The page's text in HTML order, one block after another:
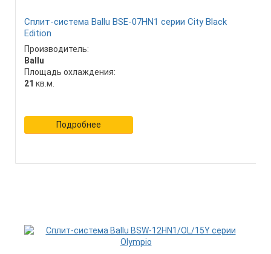
Сплит-система Ballu BSE-07HN1 серии City Black
Edition
Производитель:
Ballu
Площадь охлаждения:
21 кв.м.
Подробнее